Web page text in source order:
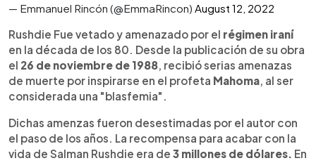
— Emmanuel Rincón (@EmmaRincon) August 12, 2022
Rushdie Fue vetado y amenazado por el régimen iraní
en la década de los 80. Desde la publicación de su obra
el 26 de noviembre de 1988 , recibió serias amenazas
de muerte por inspirarse en el profeta Mahoma , al ser
considerada una "blasfemia".
Dichas amenzas fueron desestimadas por el autor con
el paso de los años. La recompensa para acabar con la
vida de Salman Rushdie era de 3 millones de dólares. En